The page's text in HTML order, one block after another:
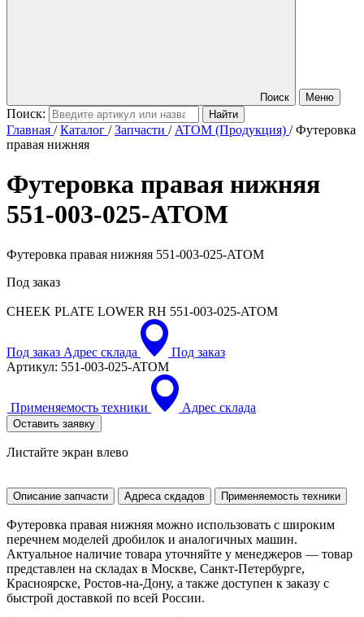
Поиск Меню
Поиск:
Главная /Каталог /Запчасти / ATOM (Продукция) /Футеровка
правая нижняя
Футеровка правая нижняя
551-003-025-ATOM
Футеровка правая нижняя 551-003-025-ATOM
Под заказ
CHEEK PLATE LOWER RH 551-003-025-ATOM
Под заказ Адрес склада
Под заказ
Артикул: 551-003-025-ATOM
Применяемость техники Адрес склада
Оставить заявку
Листайте экран влево
Описание запчасти Адреса скдадов Применяемость техники
Футеровка правая нижняя можно использовать с широким
перечнем моделей дробилок и аналогичных машин.
Актуальное наличие товара уточняйте у менеджеров — товар
представлен на складах в Москве, Санкт-Петербурге,
Красноярске, Ростов-на-Дону, а также доступен к заказу с
быстрой доставкой по всей России.